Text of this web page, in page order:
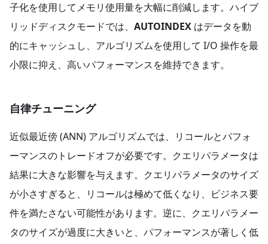
子化を使用してメモリ使用量を大幅に削減します。ハイブ
リッドディスクモードでは、 AUTOINDEX はデータを動
的にキャッシュし、アルゴリズムを使用して I/O 操作を最
小限に抑え、高いパフォーマンスを維持できます。
自律チューニング
近似最近傍 (ANN) アルゴリズムでは、リコールとパフォ
ーマンスのトレードオフが必要です。クエリパラメータは
結果に大きな影響を与えます。クエリパラメータのサイズ
が小さすぎると、リコールは極めて低くなり、ビジネス要
件を満たさない可能性があります。逆に、クエリパラメー
タのサイズが過度に大きいと、パフォーマンスが著しく低